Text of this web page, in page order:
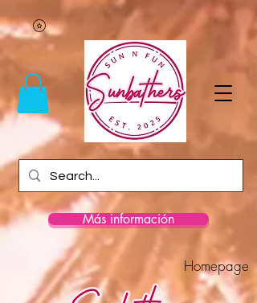
Más información
Homepage